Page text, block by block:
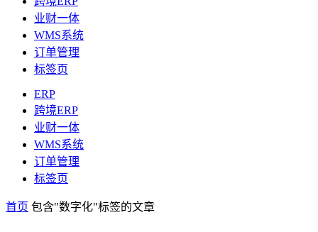
业财一体
WMS系统
订单管理
标签页
ERP
跨境ERP
业财一体
WMS系统
订单管理
标签页
首页 包含"数字化"标签的文章